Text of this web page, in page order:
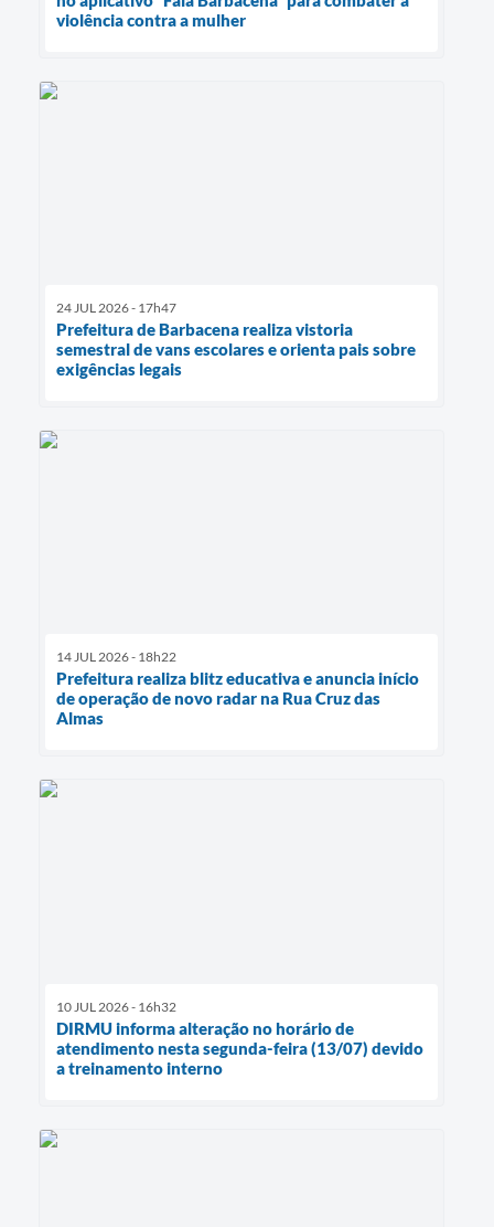
violência contra a mulher
24 JUL 2026 - 17h47
Prefeitura de Barbacena realiza vistoria
semestral de vans escolares e orienta pais sobre
exigências legais
14 JUL 2026 - 18h22
Prefeitura realiza blitz educativa e anuncia início
de operação de novo radar na Rua Cruz das
Almas
10 JUL 2026 - 16h32
DIRMU informa alteração no horário de
atendimento nesta segunda-feira (13/07) devido
a treinamento interno